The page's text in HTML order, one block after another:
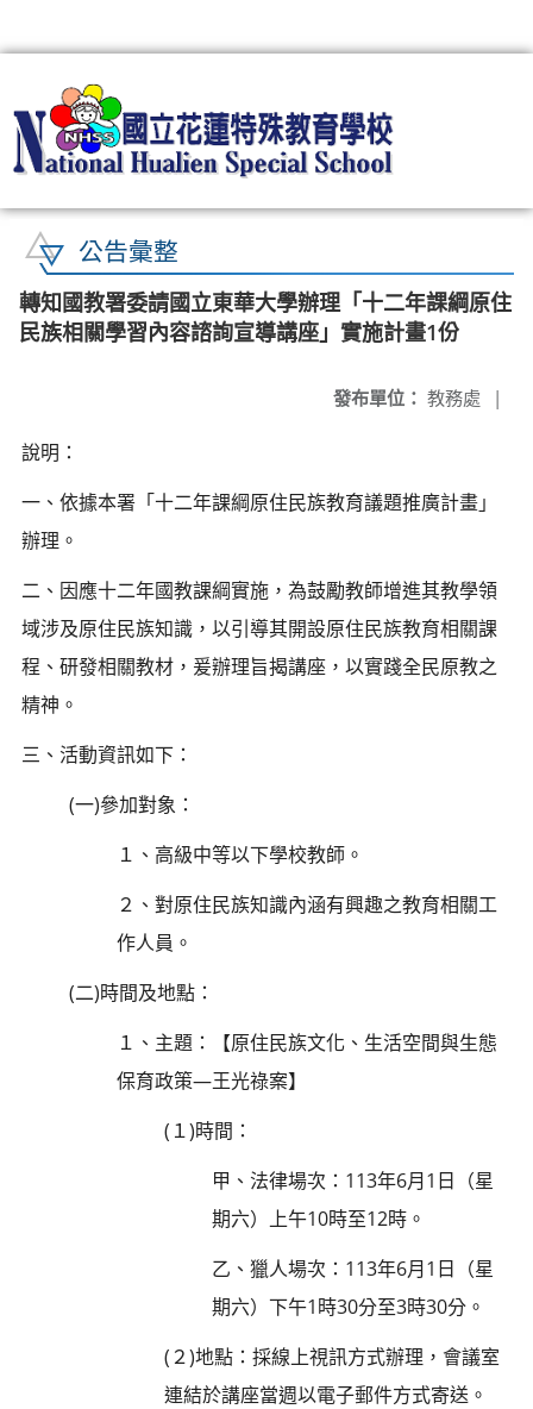
公告彙整
轉知國教署委請國立東華大學辦理「十二年課綱原住
民族相關學習內容諮詢宣導講座」實施計畫1份
發布單位： 教務處 |
說明：
一、依據本署「十二年課綱原住民族教育議題推廣計畫」
辦理。
二、因應十二年國教課綱實施，為鼓勵教師增進其教學領
域涉及原住民族知識，以引導其開設原住民族教育相關課
程、研發相關教材，爰辦理旨揭講座，以實踐全民原教之
精神。
三、活動資訊如下：
(一)參加對象：
１、高級中等以下學校教師。
２、對原住民族知識內涵有興趣之教育相關工
作人員。
(二)時間及地點：
１、主題：【原住民族文化、生活空間與生態
保育政策—王光祿案】
(１)時間：
甲、法律場次：113年6月1日（星
期六）上午10時至12時。
乙、獵人場次：113年6月1日（星
期六）下午1時30分至3時30分。
(２)地點：採線上視訊方式辦理，會議室
連結於講座當週以電子郵件方式寄送。